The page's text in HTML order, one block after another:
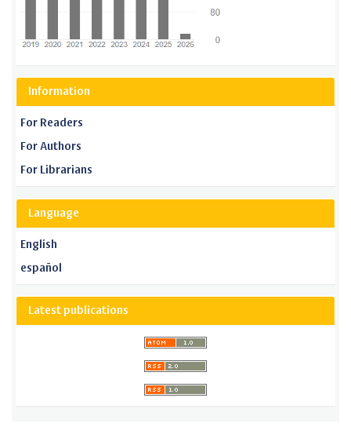
Information
For Readers
For Authors
For Librarians
Language
English
español
Latest publications